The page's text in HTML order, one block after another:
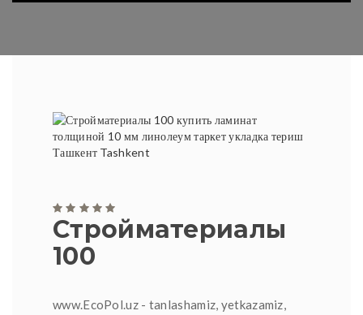
Стройматериалы
100
www.EcoPol.uz - tanlashamiz, yetkazamiz,